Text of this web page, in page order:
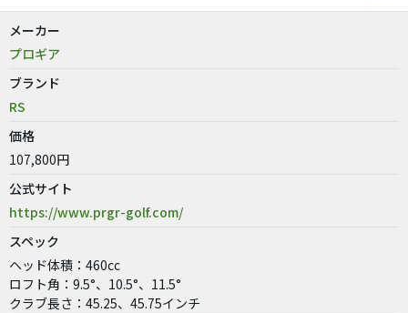
メーカー
プロギア
ブランド
RS
価格
107,800円
公式サイト
https://www.prgr-golf.com/
スペック
ヘッド体積：460cc
ロフト角：9.5°、10.5°、11.5°
クラブ長さ：45.25、45.75インチ